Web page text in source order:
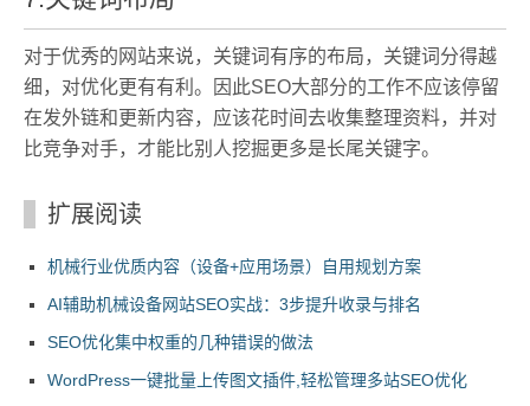
对于优秀的网站来说，关键词有序的布局，关键词分得越
细，对优化更有有利。因此SEO大部分的工作不应该停留
在发外链和更新内容，应该花时间去收集整理资料，并对
比竞争对手，才能比别人挖掘更多是长尾关键字。
扩展阅读
机械行业优质内容（设备+应用场景）自用规划方案
AI辅助机械设备网站SEO实战：3步提升收录与排名
SEO优化集中权重的几种错误的做法
WordPress一键批量上传图文插件,轻松管理多站SEO优化